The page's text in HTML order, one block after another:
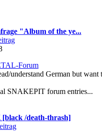
"Album of the ye...
Forum
understand German but
SNAKEPIT forum entries...
/death-thrash]